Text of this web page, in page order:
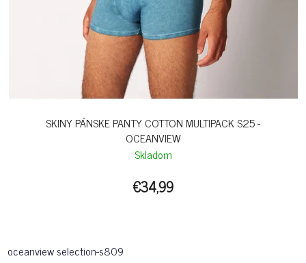
SKINY PÁNSKE PANTY COTTON MULTIPACK S25 -
OCEANVIEW
Skladom
€34,99
oceanview selection-s809